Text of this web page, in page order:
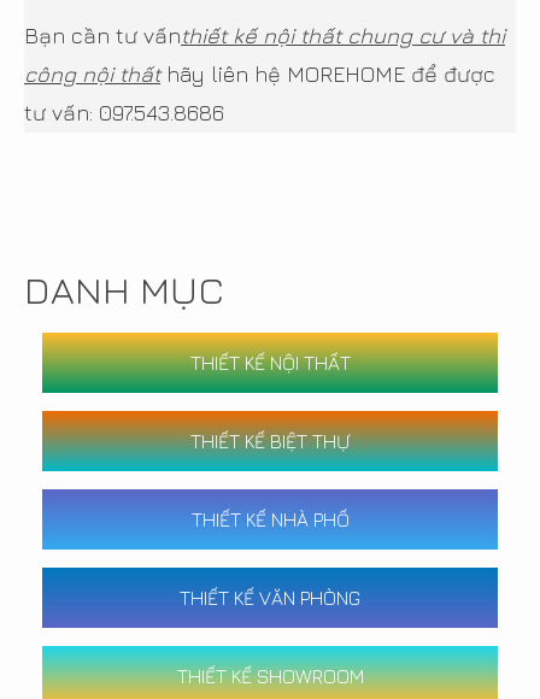
Bạn cần tư vấnthiết kế nội thất chung cư và thi
công nội thấthãy liên hệ MOREHOME để được
tư vấn: 097.543.8686
DANH MỤC
THIẾT KẾ NỘI THẤT
THIẾT KẾ BIỆT THỰ
THIẾT KẾ NHÀ PHỐ
THIẾT KẾ VĂN PHÒNG
THIẾT KẾ SHOWROOM